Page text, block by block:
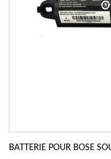
BATTERIE POUR BOSE